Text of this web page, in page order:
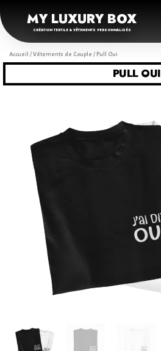
MY LUXURY BOX
CRÉATION TEXTILE & VÊTEMENTS PERSONNALISÉS
Accueil /Vêtements de Couple / Pull Oui
PULL OUI